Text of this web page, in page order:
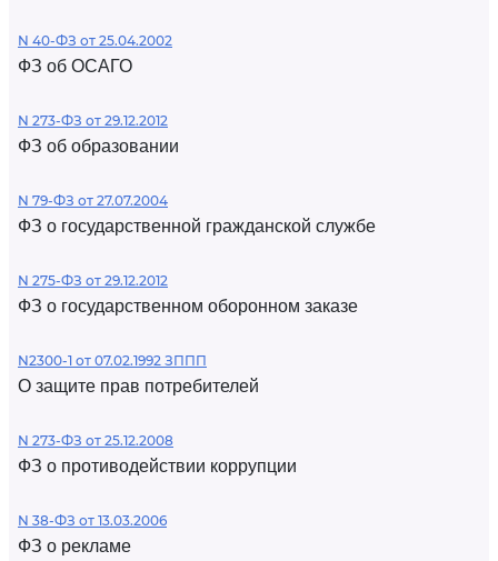
N 40-ФЗ от 25.04.2002
ФЗ об ОСАГО
N 273-ФЗ от 29.12.2012
ФЗ об образовании
N 79-ФЗ от 27.07.2004
ФЗ о государственной гражданской службе
N 275-ФЗ от 29.12.2012
ФЗ о государственном оборонном заказе
N2300-1 от 07.02.1992 ЗППП
О защите прав потребителей
N 273-ФЗ от 25.12.2008
ФЗ о противодействии коррупции
N 38-ФЗ от 13.03.2006
ФЗ о рекламе